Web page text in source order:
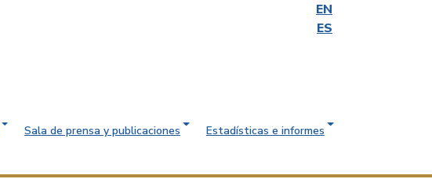
EN
ES
Sala de prensa y publicaciones
Estadísticas e informes